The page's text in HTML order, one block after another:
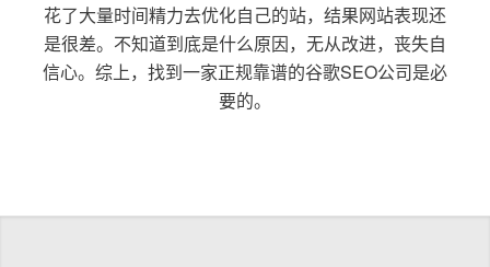
花了大量时间精力去优化自己的站，结果网站表现还
是很差。不知道到底是什么原因，无从改进，丧失自
信心。综上，找到一家正规靠谱的谷歌SEO公司是必
要的。